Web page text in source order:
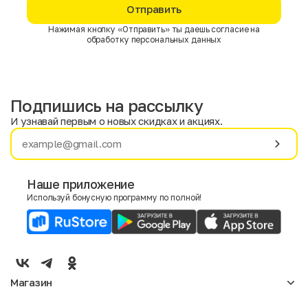
Отправить
Нажимая кнопку «Отправить» ты даешь согласие на
обработку персональных данных
Имя
E-mail
Мужской
Подпишись на рассылку
И узнавай первым о новых скидках и акциях.
Наше приложение
Используй бонусную программу по полной!
Магазин